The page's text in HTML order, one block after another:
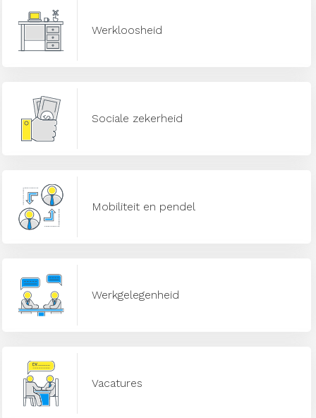
Werkloosheid
Sociale zekerheid
Mobiliteit en pendel
Werkgelegenheid
Vacatures